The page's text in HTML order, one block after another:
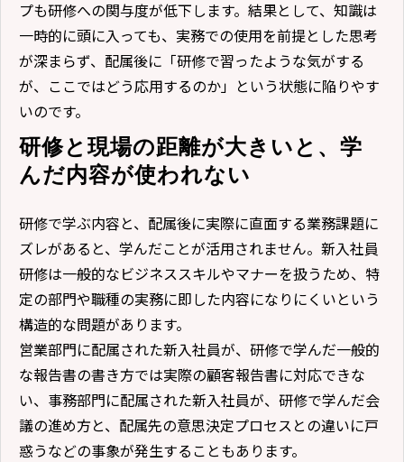
プも研修への関与度が低下します。結果として、知識は
一時的に頭に入っても、実務での使用を前提とした思考
が深まらず、配属後に「研修で習ったような気がする
が、ここではどう応用するのか」という状態に陥りやす
いのです。
研修と現場の距離が大きいと、学
んだ内容が使われない
研修で学ぶ内容と、配属後に実際に直面する業務課題に
ズレがあると、学んだことが活用されません。新入社員
研修は一般的なビジネススキルやマナーを扱うため、特
定の部門や職種の実務に即した内容になりにくいという
構造的な問題があります。
営業部門に配属された新入社員が、研修で学んだ一般的
な報告書の書き方では実際の顧客報告書に対応できな
い、事務部門に配属された新入社員が、研修で学んだ会
議の進め方と、配属先の意思決定プロセスとの違いに戸
惑うなどの事象が発生することもあります。